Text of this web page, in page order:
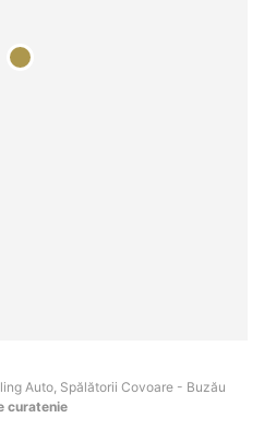
Auto, Spălătorii Covoare - Buzău
curatenie